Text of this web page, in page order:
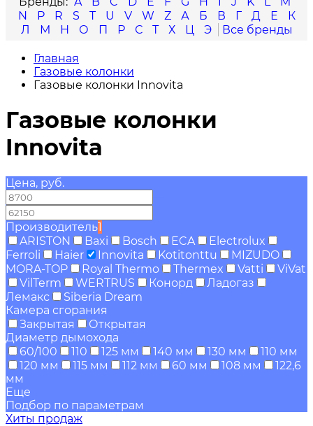
N
P R S T U V W Z А Б В Г Д Е
К
Л
М Н О П Р С Т Х Ц Э
Главная
Газовые колонки
Газовые колонки Innovita
Газовые колонки
Innovita
Цена, руб.
Производитель1
ARISTON
Baxi Bosch ECA
Electrolux
Ferroli
Haier Innovita Kotitonttu
MIZUDO
MORA-TOP
Royal Thermo Thermex Vatti
ViVat
VilTerm
WERTRUS Конорд
Ладогаз
Лемакс
Siberia Dream
Камера сгорания
Закрытая
Открытая
Диаметр дымохода
60/100
110 125 мм 140 мм 130 мм
110 мм
120 мм
115 мм 112 мм 60 мм 108 мм
122,6
мм
Еще
Подбор по параметрам
Хиты продаж